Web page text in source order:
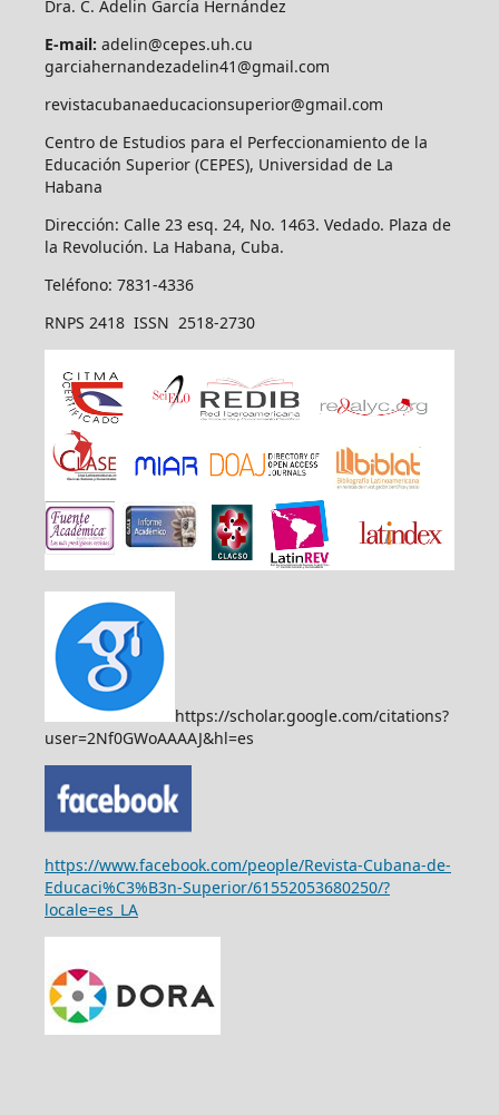
Dra. C. Adelin García Hernández
E-mail: adelin@cepes.uh.cu
garciahernandezadelin41@gmail.com
revistacubanaeducacionsuperior@gmail.com
Centro de Estudios para el Perfeccionamiento de la
Educación Superior (CEPES), Universidad de La
Habana
Dirección: Calle 23 esq. 24, No. 1463. Vedado. Plaza de
la Revolución. La Habana, Cuba.
Teléfono: 7831-4336
RNPS 2418 ISSN 2518-2730
https://scholar.google.com/citations?
user=2Nf0GWoAAAAJ&hl=es
https://www.facebook.com/people/Revista-Cubana-de-
Educaci%C3%B3n-Superior/61552053680250/?
locale=es_LA